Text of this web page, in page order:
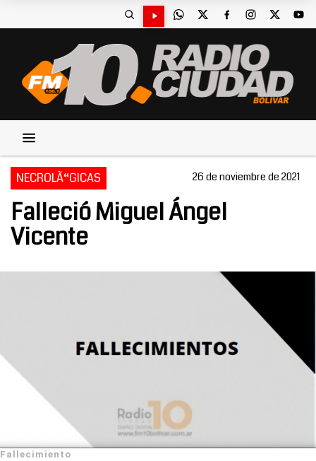
NECROLÃ“GICAS 26 de noviembre de 2021
Falleció Miguel Ángel
Vicente
Fallecimiento